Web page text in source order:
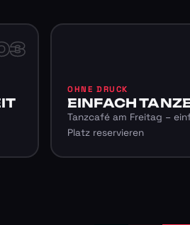
OHNE DRUCK
EINFACH
Tanzcafé am Freitag –
Platz reservieren